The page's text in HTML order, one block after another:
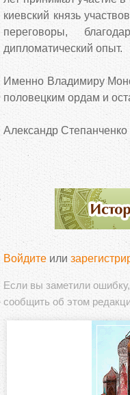
киевский князь
переговоры,
дипломатический опыт.
Именно Владимиру
половецким ордам и
Александр Степанченко
Войдите или
Если вы заметили
сообщить об этом